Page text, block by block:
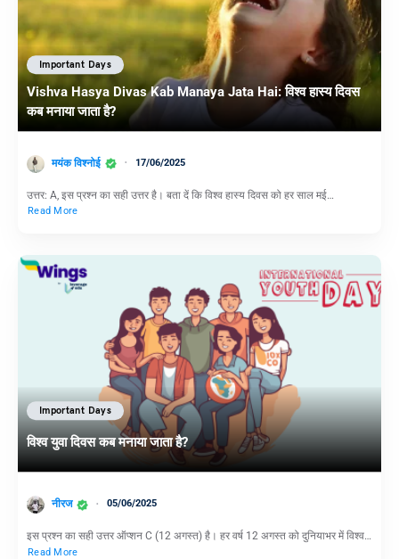
Important Days
Vishva Hasya Divas Kab Manaya Jata Hai: विश्व हास्य दिवस
कब मनाया जाता है?
मयंक विश्नोई 17/06/2025
उत्तर: A, इस प्रश्न का सही उत्तर है। बता दें कि विश्व हास्य दिवस को हर साल मई…
Read More
Important Days
विश्व युवा दिवस कब मनाया जाता है?
नीरज 05/06/2025
इस प्रश्न का सही उत्तर ऑप्शन C (12 अगस्त) है। हर वर्ष 12 अगस्त को दुनियाभर में विश्व…
Read More